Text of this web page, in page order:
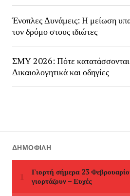
Ένοπλες Δυνάμεις: Η μείωση
τον δρόμο στους ιδιώτες
ΣΜΥ 2026: Πότε κατατάσσονται
Δικαιολογητικά και οδηγίες
ΔΗΜΟΦΙΛΉ